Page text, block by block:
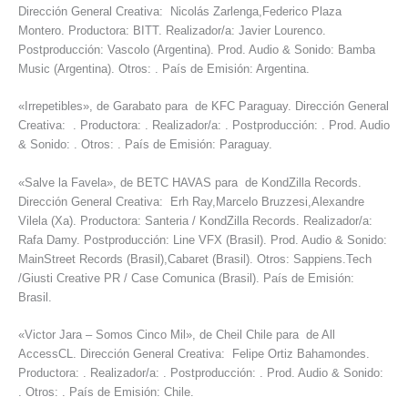
Dirección General Creativa: Nicolás Zarlenga,Federico Plaza
Montero. Productora: BITT. Realizador/a: Javier Lourenco.
Postproducción: Vascolo (Argentina). Prod. Audio & Sonido: Bamba
Music (Argentina). Otros: . País de Emisión: Argentina.
«Irrepetibles», de Garabato para de KFC Paraguay. Dirección General
Creativa: . Productora: . Realizador/a: . Postproducción: . Prod. Audio
& Sonido: . Otros: . País de Emisión: Paraguay.
«Salve la Favela», de BETC HAVAS para de KondZilla Records.
Dirección General Creativa: Erh Ray,Marcelo Bruzzesi,Alexandre
Vilela (Xa). Productora: Santeria / KondZilla Records. Realizador/a:
Rafa Damy. Postproducción: Line VFX (Brasil). Prod. Audio & Sonido:
MainStreet Records (Brasil),Cabaret (Brasil). Otros: Sappiens.Tech
/Giusti Creative PR / Case Comunica (Brasil). País de Emisión:
Brasil.
«Victor Jara – Somos Cinco Mil», de Cheil Chile para de All
AccessCL. Dirección General Creativa: Felipe Ortiz Bahamondes.
Productora: . Realizador/a: . Postproducción: . Prod. Audio & Sonido:
. Otros: . País de Emisión: Chile.